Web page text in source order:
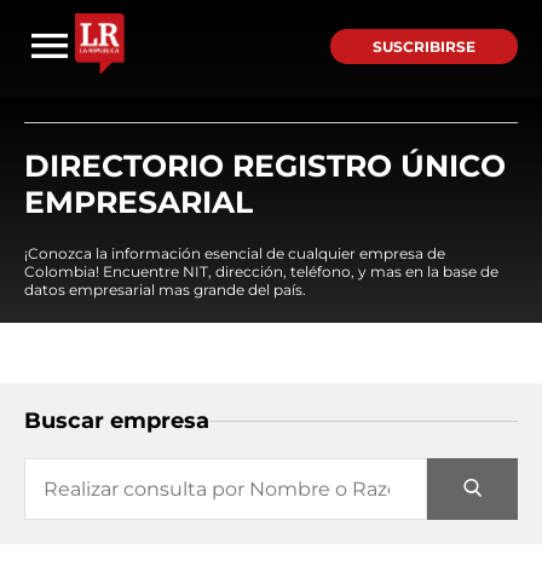
SUSCRIBIRSE
DIRECTORIO REGISTRO ÚNICO
EMPRESARIAL
¡Conozca la información esencial de cualquier empresa de
Colombia! Encuentre NIT, dirección, teléfono, y mas en la base de
datos empresarial mas grande del país.
Buscar empresa